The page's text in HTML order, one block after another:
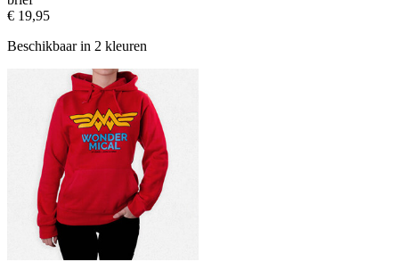
€ 19,95
Beschikbaar in 2 kleuren